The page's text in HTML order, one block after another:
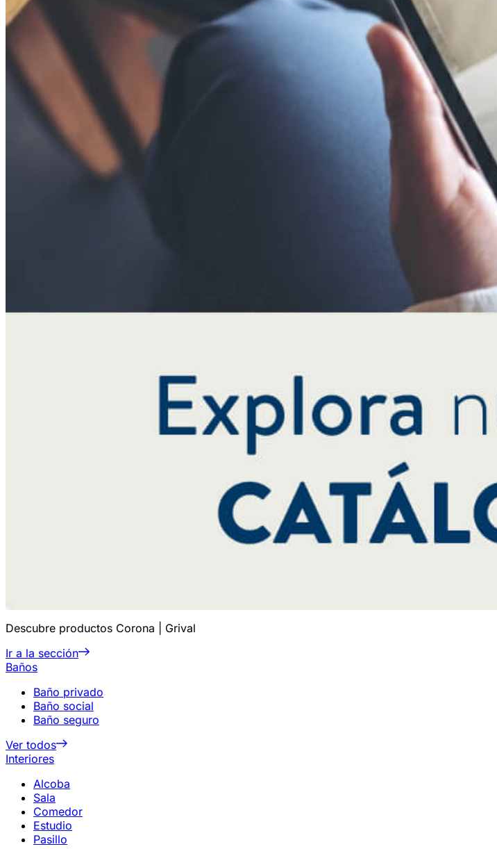
Descubre productos Corona | Grival
Ir a la sección
Baños
Baño privado
Baño social
Baño seguro
Ver todos
Interiores
Alcoba
Sala
Comedor
Estudio
Pasillo